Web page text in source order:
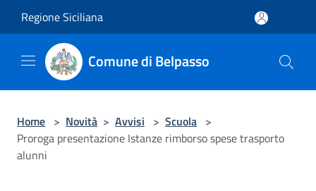
Regione Siciliana
Comune di Belpasso
Home > Novità > Avvisi > Scuola >
Proroga presentazione Istanze rimborso spese trasporto
alunni